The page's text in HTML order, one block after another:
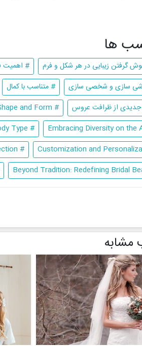
ها
گرفتن زیبایی در هر شکل و فرم # اهمیت
سازی و شخصی سازی
# متناسب با کمال
از ظرافت عروس
# Embracing Beauty in Every Shape and Form
# Celebrating Every Body Type
# Tailored to Perfection
مشابه